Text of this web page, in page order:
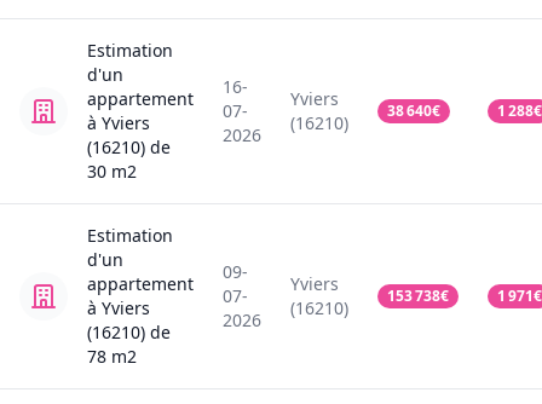
Estimation
d'un
appartement
à Yviers
(16210) de
30 m2
16-
07-
2026
Yviers
(16210)
38 640€ 1 288€
Estimation
d'un
appartement
à Yviers
(16210) de
78 m2
09-
07-
2026
Yviers
(16210)
153 738€ 1 971€